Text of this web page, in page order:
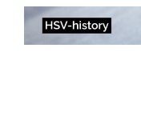
Zum
Inhalt